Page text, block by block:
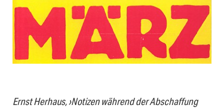
Ernst Herhaus, ›Notizen während der Abschaffung